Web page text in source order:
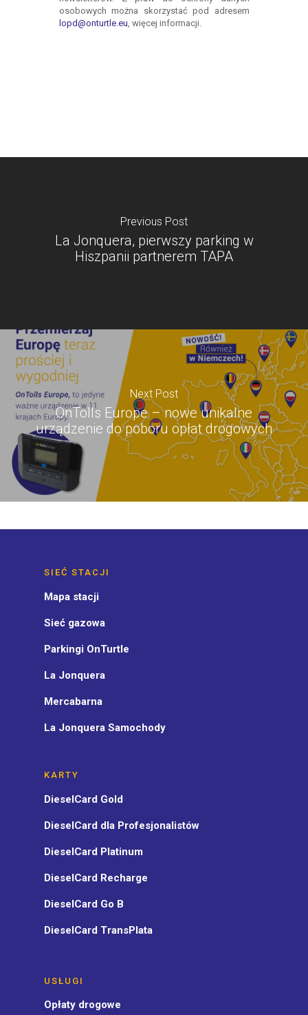
Previous Post
La Jonquera, pierwszy parking w
Hiszpanii partnerem TAPA
Next Post
OnTolls Europe – nowe unikalne
urządzenie do poboru opłat drogowych
SIEĆ STACJI
Mapa stacji
Sieć gazowa
Parkingi OnTurtle
La Jonquera
Mercabarna
La Jonquera Samochody
KARTY
DieselCard Gold
DieselCard dla Profesjonalistów
DieselCard Platinum
DieselCard Recharge
DieselCard Go B
DieselCard TransPlata
USŁUGI
Opłaty drogowe